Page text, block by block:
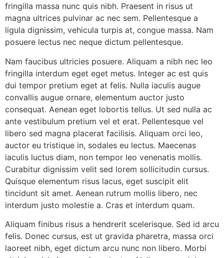
fringilla massa nunc quis nibh. Praesent in risus ut
magna ultrices pulvinar ac nec sem. Pellentesque a
ligula dignissim, vehicula turpis at, congue massa. Nam
posuere lectus nec neque dictum pellentesque.
Nam faucibus ultricies posuere. Aliquam a nibh nec leo
fringilla interdum eget eget metus. Integer ac est quis
dui tempor pretium eget at felis. Nulla iaculis augue
convallis augue ornare, elementum auctor justo
consequat. Aenean eget lobortis tellus. Ut sed nulla ac
ante vestibulum pretium vel et erat. Pellentesque vel
libero sed magna placerat facilisis. Aliquam orci leo,
auctor eu tristique in, sodales eu lectus. Maecenas
iaculis luctus diam, non tempor leo venenatis mollis.
Curabitur dignissim velit sed lorem sollicitudin cursus.
Quisque elementum risus lacus, eget suscipit elit
tincidunt sit amet. Aenean rutrum mollis libero, nec
interdum justo molestie a. Cras et interdum quam.
Aliquam finibus risus a hendrerit scelerisque. Sed id arcu
felis. Donec cursus, est ut gravida pharetra, massa orci
laoreet nibh, eget dictum arcu nunc non libero. Morbi